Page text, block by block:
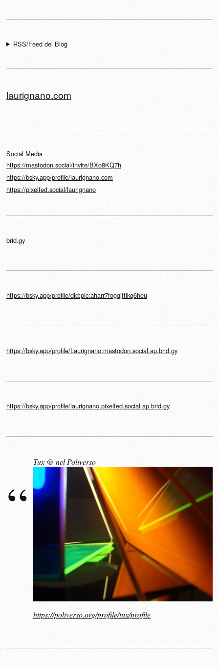
RSS/Feed del Blog
laurignano.com
Social Media
https://mastodon.social/invite/BXo8KQ7h
https://bsky.app/profile/laurignano.com
https://pixelfed.social/laurignano
brid.gy
https://bsky.app/profile/did:plc:aharr7fogqjftlkq6heu
https://bsky.app/profile/Laurignano.mastodon.social.ap.brid.gy
https://bsky.app/profile/laurignano.pixelfed.social.ap.brid.gy
Tux @ nel Poliverso
https://poliverso.org/profile/tux/profile